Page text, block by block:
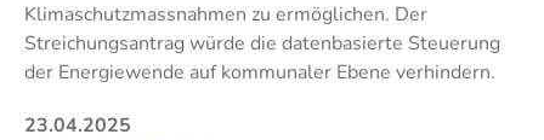
Klimaschutzmassnahmen zu ermöglichen. Der
Streichungsantrag würde die datenbasierte Steuerung
der Energiewende auf kommunaler Ebene verhindern.
23.04.2025